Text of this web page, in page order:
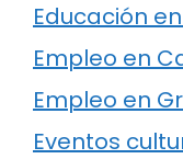
Educación
Empleo en
Empleo en
Eventos